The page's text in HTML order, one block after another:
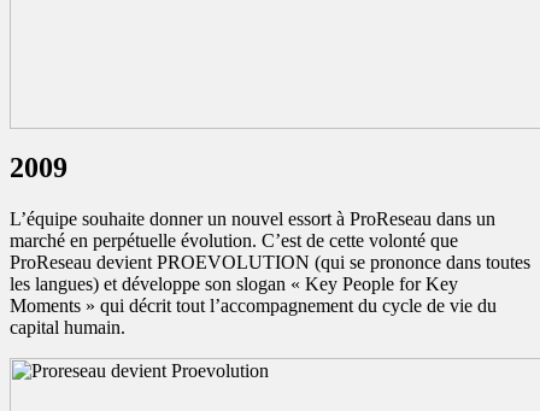
2009
L’équipe souhaite donner un nouvel essort à ProReseau dans un
marché en perpétuelle évolution. C’est de cette volonté que
ProReseau devient PROEVOLUTION (qui se prononce dans toutes
les langues) et développe son slogan « Key People for Key
Moments » qui décrit tout l’accompagnement du cycle de vie du
capital humain.